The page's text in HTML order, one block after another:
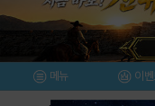
메뉴 이